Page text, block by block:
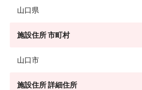
山口県
施設住所 市町村
山口市
施設住所 詳細住所